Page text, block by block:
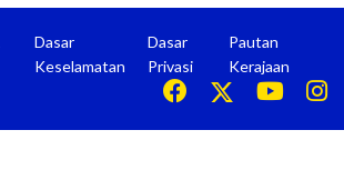
Dasar
Keselamatan
Dasar
Privasi
Pautan
Kerajaan